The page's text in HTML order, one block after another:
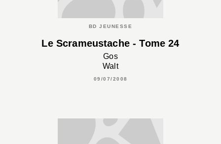
BD JEUNESSE
Le Scrameustache - Tome 24
Gos
Walt
09/07/2008